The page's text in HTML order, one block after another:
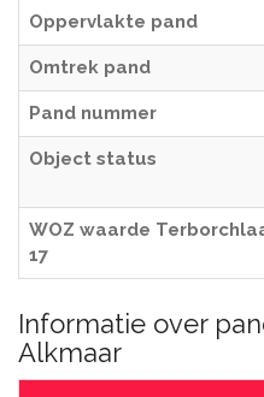
Oppervlakte pand
Omtrek pand
Pand nummer
Object status
WOZ waarde
17
Informatie over
Alkmaar